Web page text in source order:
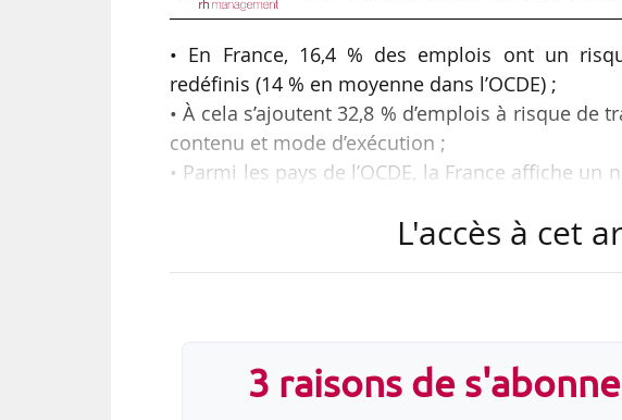
• En France, 16,4 % des emplois ont un
redéfinis (14 % en moyenne dans l’OCDE) ;
• À cela s’ajoutent 32,8 % d’emplois à risque
contenu et mode d’exécution ;
• Parmi les pays de l’OCDE, la France affiche
• La part d’emplois temporaires et de CDD est
Tels sont les principaux résultats de l’enquête
L'accès à cet
3 raisons de